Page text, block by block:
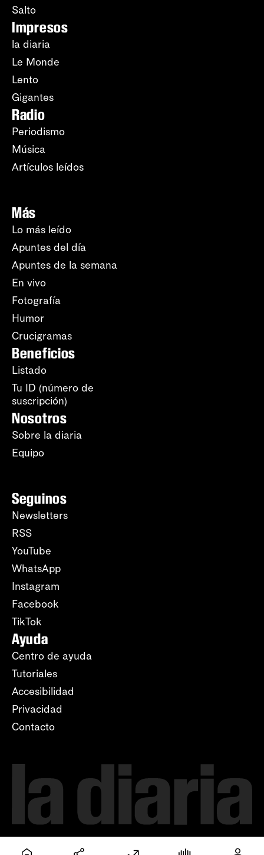
Salto
Impresos
la diaria
Le Monde
Lento
Gigantes
Radio
Periodismo
Música
Artículos leídos
Más
Lo más leído
Apuntes del día
Apuntes de la semana
En vivo
Fotografía
Humor
Crucigramas
Beneficios
Listado
Tu ID (número de
suscripción)
Nosotros
Sobre la diaria
Equipo
Seguinos
Newsletters
RSS
YouTube
WhatsApp
Instagram
Facebook
TikTok
Ayuda
Centro de ayuda
Tutoriales
Accesibilidad
Privacidad
Contacto